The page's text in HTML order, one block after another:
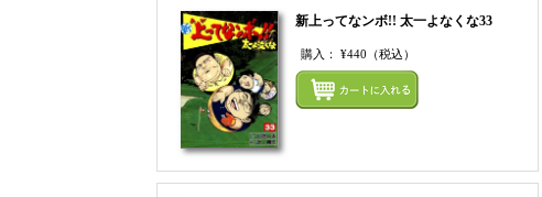
新上ってなンボ!! 太一よなくな33
購入： ¥440 （税込）